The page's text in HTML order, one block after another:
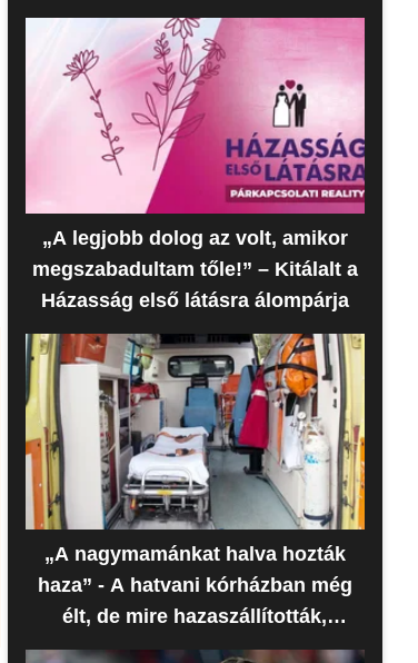
„A legjobb dolog az volt, amikor
megszabadultam tőle!” – Kitálalt a
Házasság első látásra álompárja
„A nagymamánkat halva hozták
haza” - A hatvani kórházban még
élt, de mire hazaszállították,
meghalt az idős nő